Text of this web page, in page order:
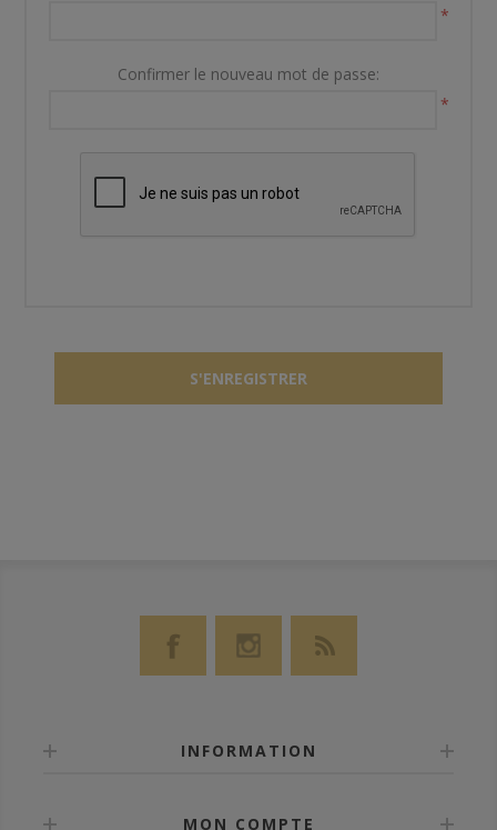
*
Confirmer le nouveau mot de passe:
*
INFORMATION
MON COMPTE